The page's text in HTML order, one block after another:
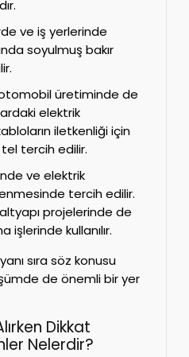
ve iş yerlerinde
soyulmuş bakır
üretiminde de
elektrik
iletkenliği için
tercih edilir.
ve elektrik
tercih edilir.
projelerinde de
işlerinde kullanılır.
sıra söz konusu
de önemli bir yer
Dikkat
Nelerdir?